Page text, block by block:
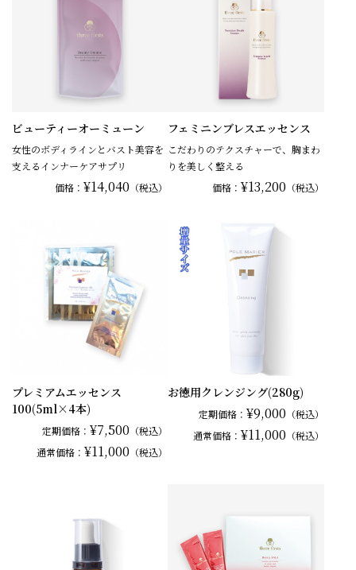
ビューティーオーミューン
女性のボディラインとバスト美容を
支えるインナーケアサプリ
価格：¥14,040 （税込）
フェミニンブレスエッセンス
こだわりのテクスチャーで、胸まわ
りを美しく整える
価格： ¥13,200 （税込）
プレミアムエッセンス
100(5ml×4本)
定期価格：¥7,500 （税込）
通常価格：¥11,000 （税込）
お徳用クレンジング(280g)
定期価格： ¥9,000 （税込）
通常価格： ¥11,000 （税込）